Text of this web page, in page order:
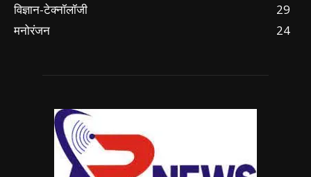
विज्ञान-टेक्नॉलॉजी
29
मनोरंजन
24